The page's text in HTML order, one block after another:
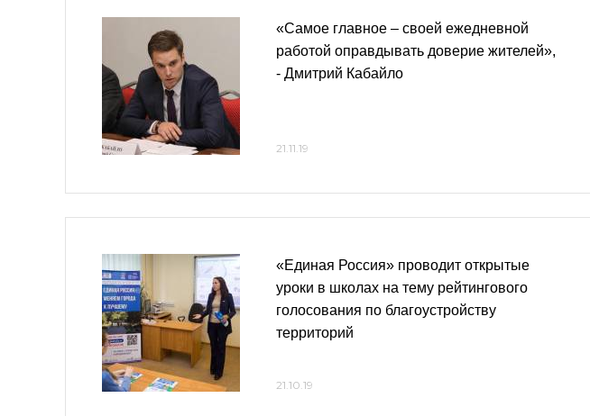
«Самое главное – своей ежедневной
работой оправдывать доверие жителей»,
- Дмитрий Кабайло
21.11.19
«Единая Россия» проводит открытые
уроки в школах на тему рейтингового
голосования по благоустройству
территорий
21.10.19